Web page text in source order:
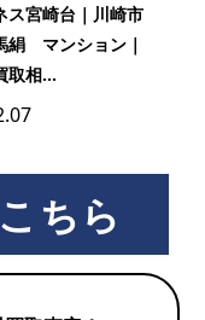
ス宮崎台｜川崎市
絹 マンション｜
取相...
ちら